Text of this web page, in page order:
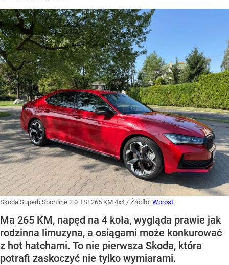
Skoda Superb Sportline 2.0 TSI 265 KM 4x4 / Źródło: Wprost
Ma 265 KM, napęd na 4 koła, wygląda prawie jak
rodzinna limuzyna, a osiągami może konkurować
z hot hatchami. To nie pierwsza Skoda, która
potrafi zaskoczyć nie tylko wymiarami.